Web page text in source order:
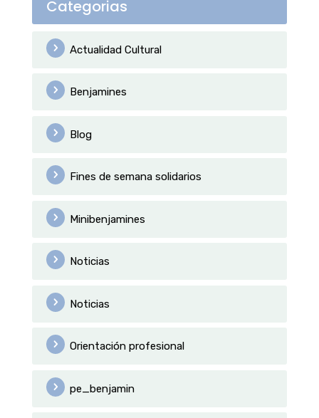
Categorias
Actualidad Cultural
Benjamines
Blog
Fines de semana solidarios
Minibenjamines
Noticias
Noticias
Orientación profesional
pe_benjamin